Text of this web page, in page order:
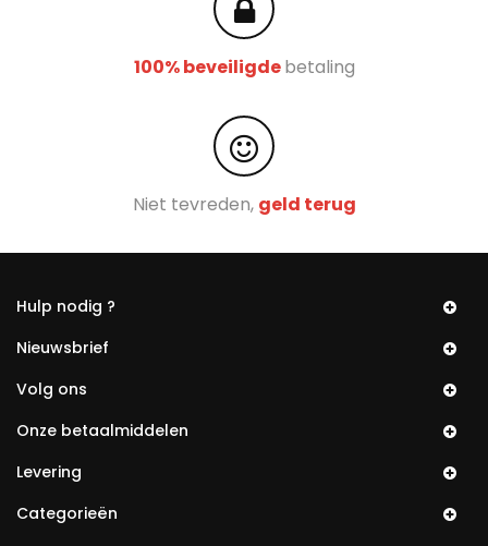
100% beveiligdebetaling
Niet tevreden, geld terug
Hulp nodig ?
Nieuwsbrief
Volg ons
Onze betaalmiddelen
Levering
Categorieën